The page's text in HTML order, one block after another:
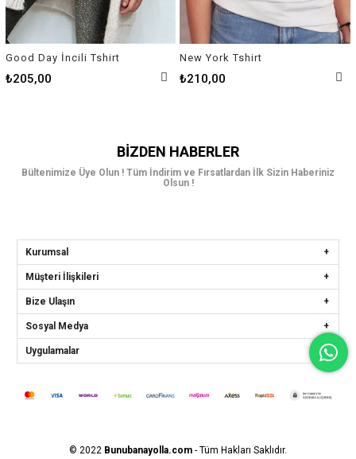
Good Day İncili Tshirt
₺205,00
New York Tshirt
₺210,00
BIZDEN HABERLER
Bültenimize Üye Olun ! Tüm İndirim ve Fırsatlardan İlk Sizin Haberiniz
Olsun !
Kurumsal
Müşteri İlişkileri
Bize Ulaşın
Sosyal Medya
Uygulamalar
© 2022 Bunubanayolla.com- Tüm Hakları Saklıdır.